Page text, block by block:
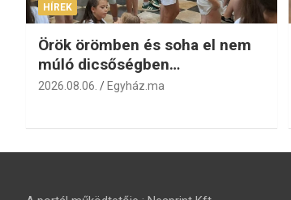
HÍREK
Örök örömben és soha el nem
múló dicsőségben…
2026.08.06. Egyház.ma